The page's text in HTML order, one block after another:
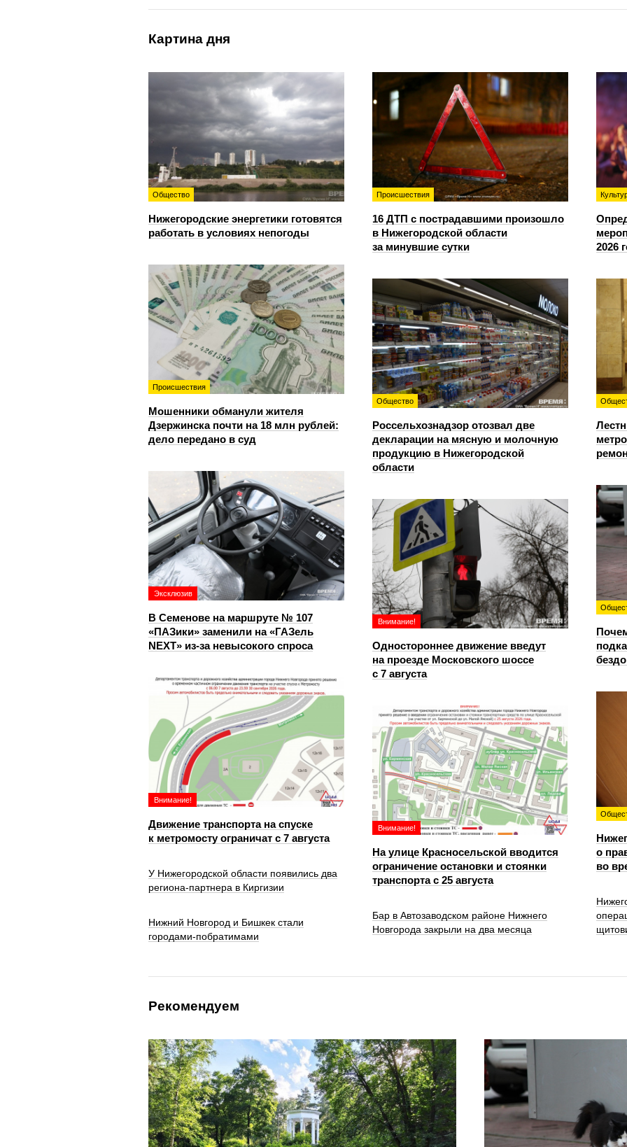
Картина дня
Общество
Нижегородские энергетики готовятся
работать в условиях непогоды
Происшествия
16 ДТП с пострадавшими произошло
в Нижегородской области
за минувшие сутки
2026
Происшествия
Мошенники обманули жителя
Дзержинска почти на 18 млн рублей:
дело передано в суд
Общество
Россельхознадзор отозвал две
декларации на мясную и молочную
продукцию в Нижегородской
области
Эксклюзив
В Семенове на маршруте № 107
«ПАЗики» заменили на «ГАЗель
NEXT» из‑за невысокого спроса
Внимание!
Одностороннее движение введут
на проезде Московского шоссе
с 7 августа
Внимание!
Движение транспорта на спуске
к метромосту ограничат с 7 августа
о
во
Внимание!
На улице Красносельской вводится
ограничение остановки и стоянки
транспорта с 25 августа
У Нижегородской области появились два
региона-партнера в Киргизии
Бар в Автозаводском районе Нижнего
Новгорода закрыли на два месяца
Нижний Новгород и Бишкек стали
городами-побратимами
Рекомендуем